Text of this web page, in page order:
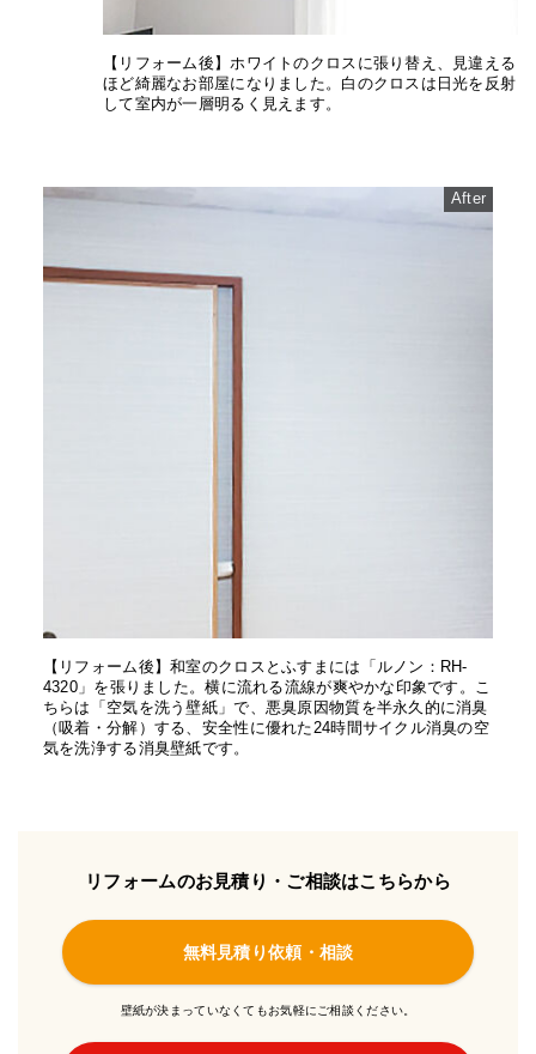
【リフォーム後】ホワイトのクロスに張り替え、見違える
ほど綺麗なお部屋になりました。白のクロスは日光を反射
して室内が一層明るく見えます。
After
【リフォーム後】和室のクロスとふすまには「ルノン：RH-
4320」を張りました。横に流れる流線が爽やかな印象です。こ
ちらは「空気を洗う壁紙」で、悪臭原因物質を半永久的に消臭
（吸着・分解）する、安全性に優れた24時間サイクル消臭の空
気を洗浄する消臭壁紙です。
リフォームのお見積り・ご相談はこちらから
無料見積り依頼・相談
壁紙が決まっていなくてもお気軽にご相談ください。